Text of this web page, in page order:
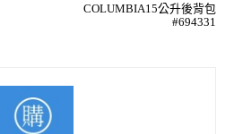
COLUMBIA15公升後背包
#694331